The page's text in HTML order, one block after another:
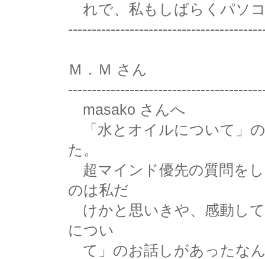
れで、私もしばらくパソ
Ｍ．Ｍ さん
masako さんへ
「水とオイルについて」
た。
超マインド優先の質問を
のは私だ
けかと思いきや、感動し
につい
て」のお話しがあったな